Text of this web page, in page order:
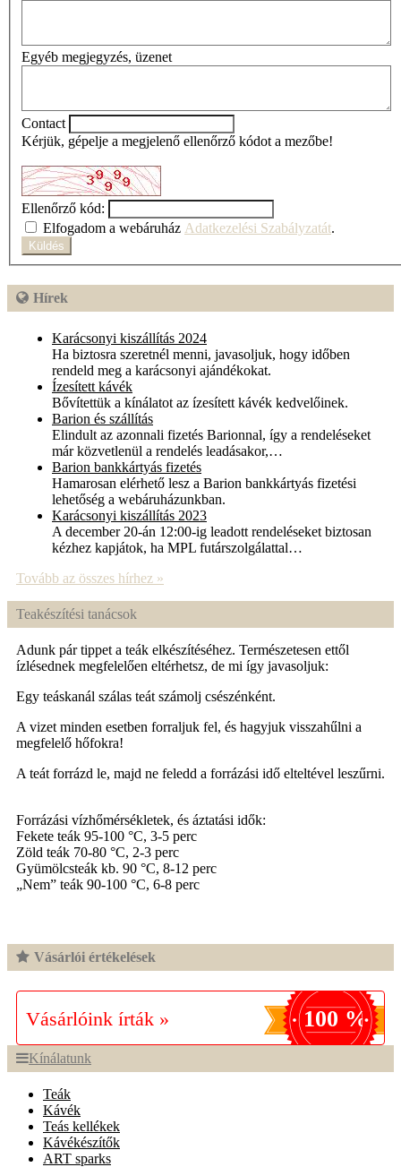
Egyéb megjegyzés, üzenet
Contact
Kérjük, gépelje a megjelenő ellenőrző kódot a mezőbe!
Ellenőrző kód:
Elfogadom a webáruház Adatkezelési Szabályzatát.
Hírek
Karácsonyi kiszállítás 2024
Ha biztosra szeretnél menni, javasoljuk, hogy időben
rendeld meg a karácsonyi ajándékokat.
Ízesített kávék
Bővítettük a kínálatot az ízesített kávék kedvelőinek.
Barion és szállítás
Elindult az azonnali fizetés Barionnal, így a rendeléseket
már közvetlenül a rendelés leadásakor,…
Barion bankkártyás fizetés
Hamarosan elérhető lesz a Barion bankkártyás fizetési
lehetőség a webáruházunkban.
Karácsonyi kiszállítás 2023
A december 20-án 12:00-ig leadott rendeléseket biztosan
kézhez kapjátok, ha MPL futárszolgálattal…
Tovább az összes hírhez »
Teakészítési tanácsok
Adunk pár tippet a teák elkészítéséhez. Természetesen ettől
ízlésednek megfelelően eltérhetsz, de mi így javasoljuk:
Egy teáskanál szálas teát számolj csészénként.
A vizet minden esetben forraljuk fel, és hagyjuk visszahűlni a
megfelelő hőfokra!
A teát forrázd le, majd ne feledd a forrázási idő elteltével leszűrni.
Forrázási vízhőmérsékletek, és áztatási idők:
Fekete teák 95-100 °C, 3-5 perc
Zöld teák 70-80 °C, 2-3 perc
Gyümölcsteák kb. 90 °C, 8-12 perc
„Nem” teák 90-100 °C, 6-8 perc
Vásárlói értékelések
Vásárlóink írták » 100 %
Kínálatunk
Teák
Kávék
Teás kellékek
Kávékészítők
ART sparks